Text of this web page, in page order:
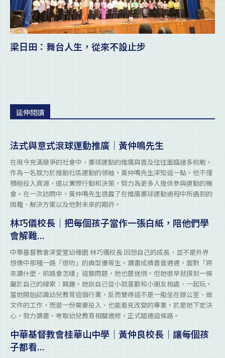
梁日田：舞台人生，從來不設止步
延伸閱讀
法式與意式滾球運動推廣｜黃仲鳴先生
在現今充滿競爭的社會中，擲球運動的推廣與普及往往面臨諸多挑戰。
作為一名致力於推動社區運動的領袖，黃仲鳴先生深知這一點。他不僅
積極投入資源，還以實際行動和決策，努力為更多人提供參與運動的機
會。在一次訪問中，黃仲鳴先生透露了在推廣擲球運動過程中所遇到的
困難、解決方案以及他對未來的期許。
林巧儀校長｜把每個孩子當作一張白紙，陪他們學
會解難...
中華基督教會深愛堂幼稚園 林巧儀校長 回想自己的成長，並不是外界
想像中那種一路「很叻」的典型優等生。讀書成績普普通通，面對「將
來讀什麼、前路會怎樣」這類問題，她也曾迷惘。但她很早就摸到一條
屬於自己的線索：興趣。她說自己從小就喜歡和小朋友相處、一起玩。
當她開始認識幼兒教育這個行業，反而覺得這不是一般坐在辦公室、做
文件的工作，而是一份需要投入、也能看見改變的專業。於是她下定決
心，努力讀書、考取幼兒教育相關進修，正式踏進這條路。
中華基督教會桂華山中學｜黃仲良校長｜讓每個孩
子都看...